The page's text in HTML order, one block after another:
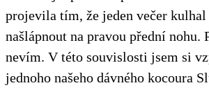
projevila tím, že jeden večer kulhal
našlápnout na pravou přední nohu.
nevím. V této souvislosti jsem si
jednoho našeho dávného kocoura